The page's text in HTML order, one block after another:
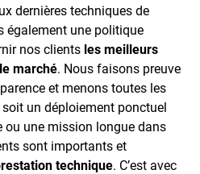
dernières techniques de
également une politique
nos clients les meilleurs
marché. Nous faisons preuve
et menons toutes les
un déploiement ponctuel
ou une mission longue dans
sont importants et
technique. C’est avec